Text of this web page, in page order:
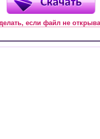
если файл не